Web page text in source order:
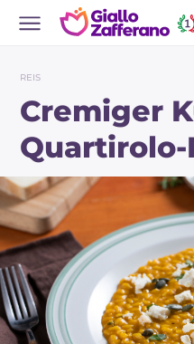
REIS
Cremiger